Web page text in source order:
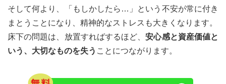
4.1
プロ
に依
頼す
ケー
4.2
そして何より、「もしかしたら…」という不安が常に付き
まとうことになり、精神的なストレスも大きくなります。
床下の問題は、放置すればするほど、安心感と資産価値と
いう、大切なものを失う ことにつながります。